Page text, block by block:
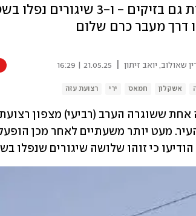
דרך מעבר כרם שלום
שאולוב יואב זיתון 21.05.25 | 16:29
אשקלון חמאס ירי רצועת עזה
כי זוהו שלושה שיגורים שנפלו